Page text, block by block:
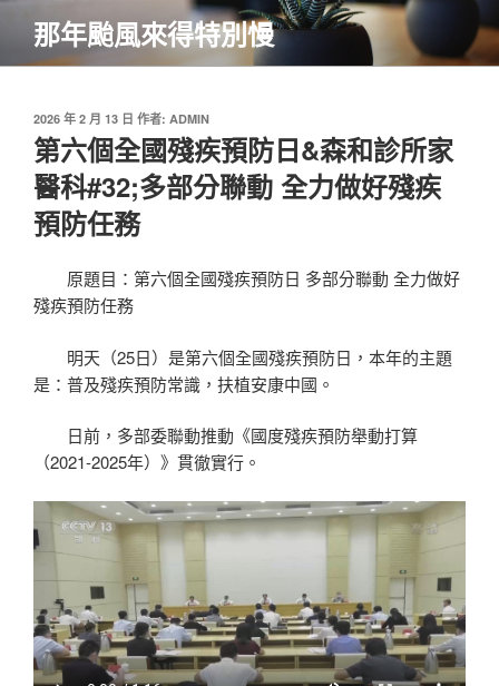
主
那年颱風來得特別慢
發
佈
於
2026 年 2 月 13 日 作者: ADMIN
第六個全國殘疾預防日&森和診所家
醫科#32;多部分聯動 全力做好殘疾
預防任務
原題目：第六個全國殘疾預防日 多部分聯動 全力做好
殘疾預防任務
明天（25日）是第六個全國殘疾預防日，本年的主題
是：普及殘疾預防常識，扶植安康中國。
日前，多部委聯動推動《國度殘疾預防舉動打算
（2021-2025年）》貫徹實行。